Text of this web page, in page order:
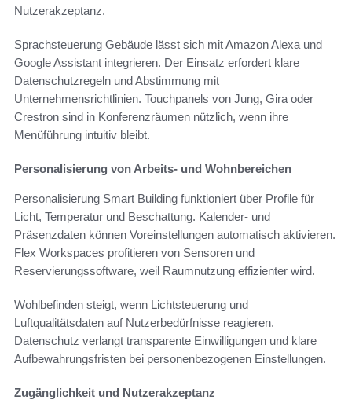
Nutzerakzeptanz.
Sprachsteuerung Gebäude lässt sich mit Amazon Alexa und
Google Assistant integrieren. Der Einsatz erfordert klare
Datenschutzregeln und Abstimmung mit
Unternehmensrichtlinien. Touchpanels von Jung, Gira oder
Crestron sind in Konferenzräumen nützlich, wenn ihre
Menüführung intuitiv bleibt.
Personalisierung von Arbeits- und Wohnbereichen
Personalisierung Smart Building funktioniert über Profile für
Licht, Temperatur und Beschattung. Kalender- und
Präsenzdaten können Voreinstellungen automatisch aktivieren.
Flex Workspaces profitieren von Sensoren und
Reservierungssoftware, weil Raumnutzung effizienter wird.
Wohlbefinden steigt, wenn Lichtsteuerung und
Luftqualitätsdaten auf Nutzerbedürfnisse reagieren.
Datenschutz verlangt transparente Einwilligungen und klare
Aufbewahrungsfristen bei personenbezogenen Einstellungen.
Zugänglichkeit und Nutzerakzeptanz